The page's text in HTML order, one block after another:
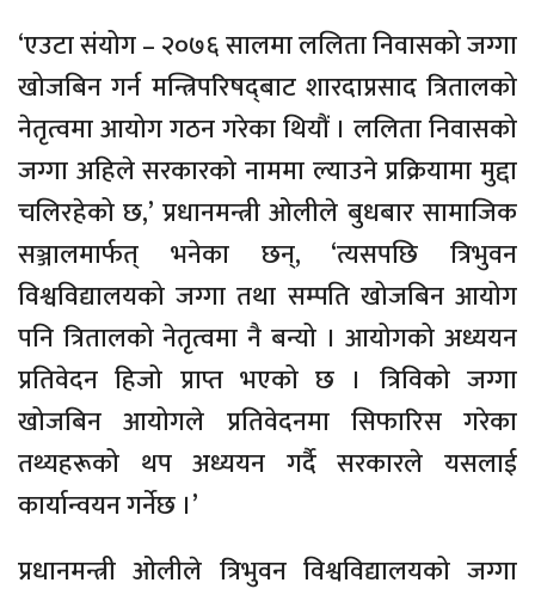
‘एउटा संयोग – २०७६ सालमा ललिता निवासको जग्गा
खोजबिन गर्न मन्त्रिपरिषद्‌बाट शारदाप्रसाद त्रितालको
नेतृत्वमा आयोग गठन गरेका थियौं । ललिता निवासको
जग्गा अहिले सरकारको नाममा ल्याउने प्रक्रियामा मुद्दा
चलिरहेको छ,’ प्रधानमन्त्री ओलीले बुधबार सामाजिक
सञ्जालमार्फत् भनेका छन्, ‘त्यसपछि त्रिभुवन
विश्वविद्यालयको जग्गा तथा सम्पति खोजबिन आयोग
पनि त्रितालको नेतृत्वमा नै बन्यो । आयोगको अध्ययन
प्रतिवेदन हिजो प्राप्त भएको छ । त्रिविको जग्गा
खोजबिन आयोगले प्रतिवेदनमा सिफारिस गरेका
तथ्यहरूको थप अध्ययन गर्दै सरकारले यसलाई
कार्यान्वयन गर्नेछ ।’
प्रधानमन्त्री ओलीले त्रिभुवन विश्वविद्यालयको जग्गा